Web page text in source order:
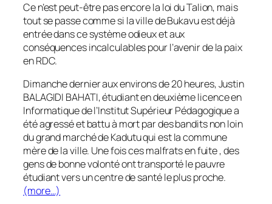
Ce n’est peut-être pas encore la loi du Talion, mais
tout se passe comme si la ville de Bukavu est déjà
entrée dans ce système odieux et aux
conséquences incalculables pour l’avenir de la paix
en RDC.
Dimanche dernier aux environs de 20 heures, Justin
BALAGIDI BAHATI, étudiant en deuxième licence en
Informatique de l’Institut Supérieur Pédagogique a
été agressé et battu à mort par des bandits non loin
du grand marché de Kadutu qui est la commune
mère de la ville. Une fois ces malfrats en fuite , des
gens de bonne volonté ont transporté le pauvre
étudiant vers un centre de santé le plus proche.
(more…)